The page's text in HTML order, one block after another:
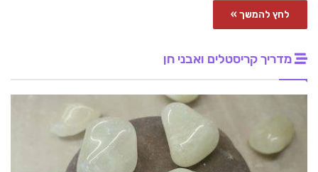
לחץ להמשך »
מדריך קריסטלים ואבני חן